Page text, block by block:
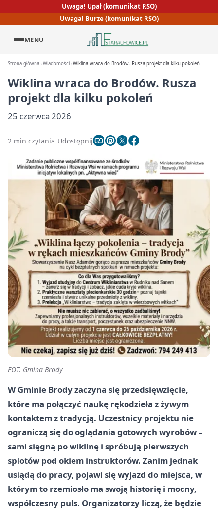
Uwaga! Upał (komunikat RSO)
Uwaga! Burze (komunikat RSO)
MENU
Strona główna Wiadomości Wiklina wraca do Brodów. Rusza projekt dla kilku pokoleń
Wiklina wraca do Brodów. Rusza
projekt dla kilku pokoleń
25 czerwca 2026
2 min czytania Udostępnij
FOT. Gmina Brody
W Gminie Brody zaczyna się przedsięwzięcie,
które ma połączyć naukę rękodzieła z żywym
kontaktem z tradycją. Uczestnicy projektu nie
ograniczą się do oglądania gotowych wyrobów –
sami sięgną po wiklinę i spróbują pierwszych
splotów pod okiem instruktorów. Zanim jednak
usiądą do pracy, pojawi się wyjazd do miejsca, w
którym to rzemiosło ma swoją historię i mocny,
współczesny puls. Organizatorzy liczą, że będzie